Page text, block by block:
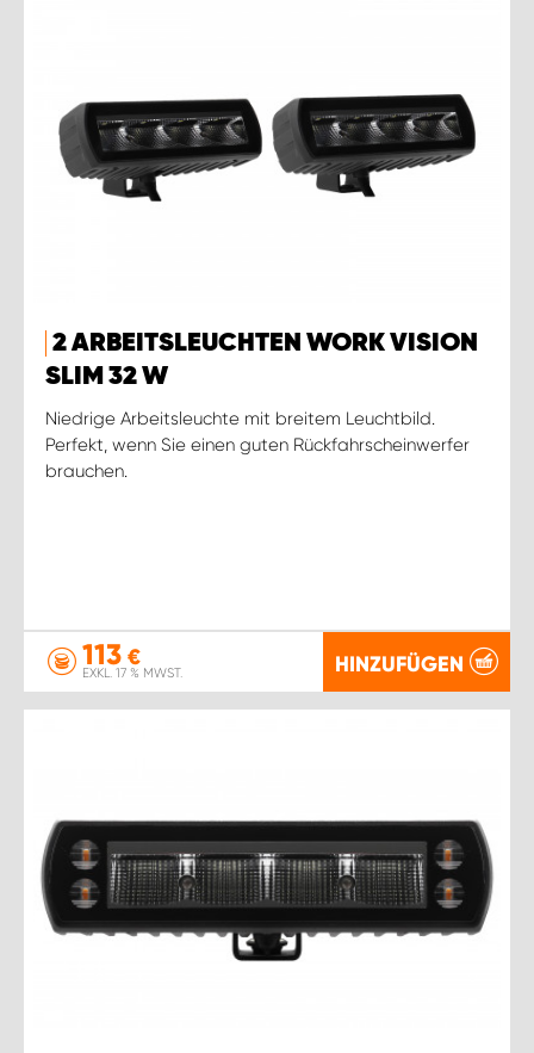
2 ARBEITSLEUCHTEN WORK VISION
SLIM 32 W
Niedrige Arbeitsleuchte mit breitem Leuchtbild.
Perfekt, wenn Sie einen guten Rückfahrscheinwerfer
brauchen.
113 €
EXKL. 17 % MWST. HINZUFÜGEN